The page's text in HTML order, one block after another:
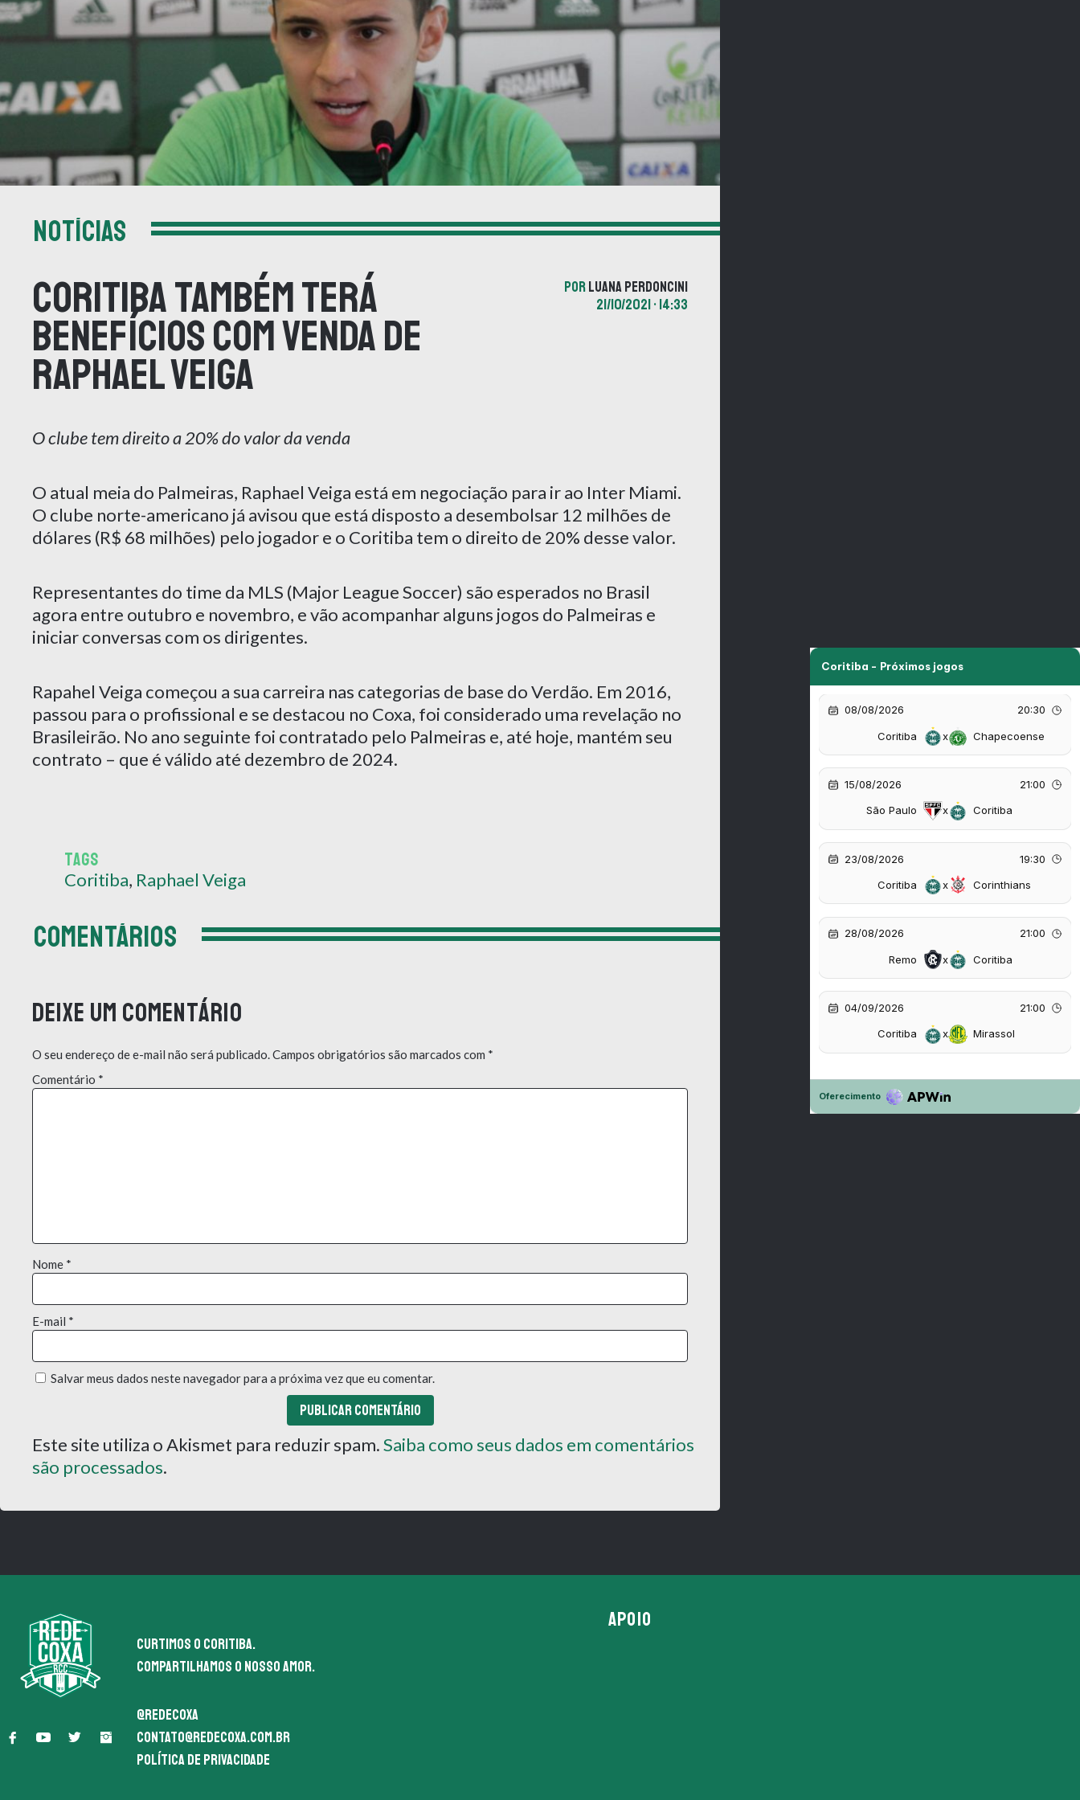
NOTÍCIAS
Coritiba também terá
benefícios com venda de
Raphael Veiga
PORLUANA PERDONCINI
21/10/2021 • 14:33
O clube tem direito a 20% do valor da venda
O atual meia do Palmeiras, Raphael Veiga está em negociação para ir ao Inter Miami.
O clube norte-americano já avisou que está disposto a desembolsar 12 milhões de
dólares (R$ 68 milhões) pelo jogador e o Coritiba tem o direito de 20% desse valor.
Representantes do time da MLS (Major League Soccer) são esperados no Brasil
agora entre outubro e novembro, e vão acompanhar alguns jogos do Palmeiras e
iniciar conversas com os dirigentes.
Rapahel Veiga começou a sua carreira nas categorias de base do Verdão. Em 2016,
passou para o profissional e se destacou no Coxa, foi considerado uma revelação no
Brasileirão. No ano seguinte foi contratado pelo Palmeiras e, até hoje, mantém seu
contrato – que é válido até dezembro de 2024.
TAGS
Coritiba, Raphael Veiga
COMENTÁRIOS
Deixe um comentário
O seu endereço de e-mail não será publicado.Campos obrigatórios são marcados com *
Comentário *
Nome *
E-mail *
Salvar meus dados neste navegador para a próxima vez que eu comentar.
Este site utiliza o Akismet para reduzir spam.Saiba como seus dados em comentários
são processados.
Curtimos o coritiba.
Compartilhamos o nosso amor.
@redecoxa
contato@redecoxa.com.br
Política de Privacidade
APOIO